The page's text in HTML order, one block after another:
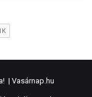
| Vasárnap.hu